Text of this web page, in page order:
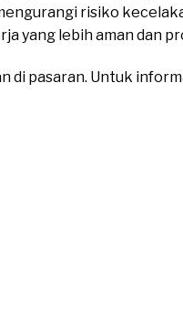
risiko
yang lebih aman dan
di pasaran. Untuk